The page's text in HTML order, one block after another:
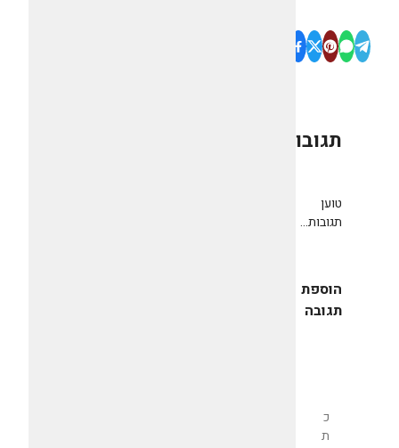
תגובות
טוען
תגובות...
הוספת
תגובה